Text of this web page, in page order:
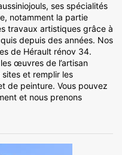
ses spécialités
notamment la partie
travaux artistiques grâce à
depuis des années. Nos
de Hérault rénov 34.
œuvres de l’artisan
et remplir les
de peinture. Vous pouvez
et nous prenons